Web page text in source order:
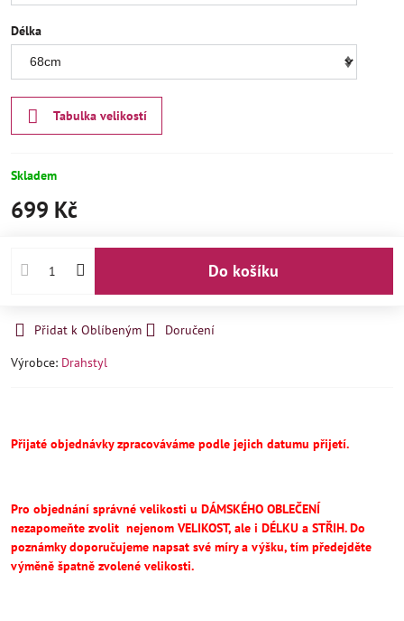
Délka
Tabulka velikostí
Skladem
699 Kč
Do košíku
Přidat k Oblíbeným
Doručení
Výrobce: Drahstyl
Přijaté objednávky zpracováváme podle jejich datumu přijetí.
Pro objednání správné velikosti u DÁMSKÉHO OBLEČENÍ
nezapomeňte zvolit nejenom VELIKOST, ale i DÉLKU a STŘIH.Do
poznámky doporučujeme napsat své míry a výšku, tím předejděte
výměně špatně zvolené velikosti.